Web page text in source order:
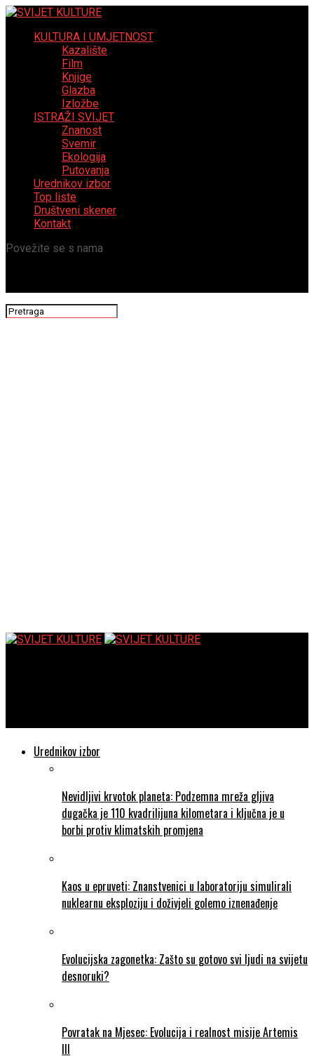
KULTURA I UMJETNOST
Kazalište
Film
Knjige
Glazba
Izložbe
ISTRAŽI SVIJET
Znanost
Svemir
Ekologija
Putovanja
Urednikov izbor
Top liste
Društveni skener
Kontakt
Povežite se s nama
Urednikov izbor
Nevidljivi krvotok planeta: Podzemna mreža gljiva
dugačka je 110 kvadrilijuna kilometara i ključna je u
borbi protiv klimatskih promjena
Kaos u epruveti: Znanstvenici u laboratoriju simulirali
nuklearnu eksploziju i doživjeli golemo iznenađenje
Evolucijska zagonetka: Zašto su gotovo svi ljudi na svijetu
desnoruki?
Povratak na Mjesec: Evolucija i realnost misije Artemis
III